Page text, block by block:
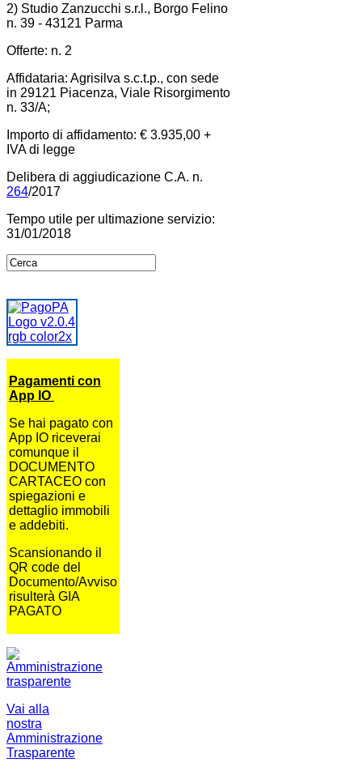
2) Studio Zanzucchi s.r.l., Borgo Felino
n. 39 - 43121 Parma
Offerte: n. 2
Affidataria: Agrisilva s.c.t.p., con sede
in 29121 Piacenza, Viale Risorgimento
n. 33/A;
Importo di affidamento: € 3.935,00 +
IVA di legge
Delibera di aggiudicazione C.A. n.
264/2017
Tempo utile per ultimazione servizio:
31/01/2018
Pagamenti con
App IO
Se hai pagato con
App IO riceverai
comunque il
DOCUMENTO
CARTACEO con
spiegazioni e
dettaglio immobili
e addebiti.
Scansionando il
QR code del
Documento/Avviso
risulterà GIA
PAGATO
Vai alla
nostra
Amministrazione
Trasparente